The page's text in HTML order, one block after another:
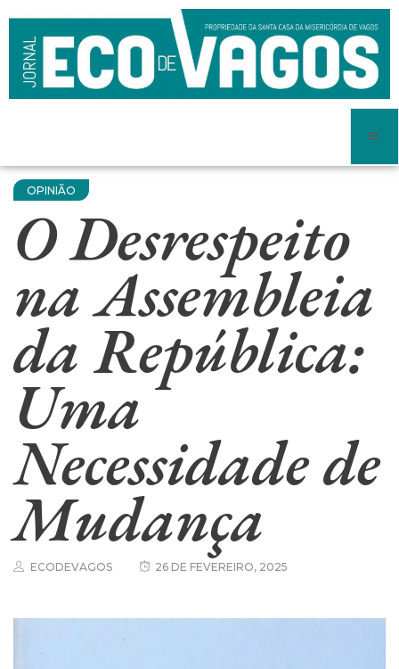
OPINIÃO
O Desrespeito
na Assembleia
da República:
Uma
Necessidade de
Mudança
ECODEVAGOS 26 DE FEVEREIRO, 2025